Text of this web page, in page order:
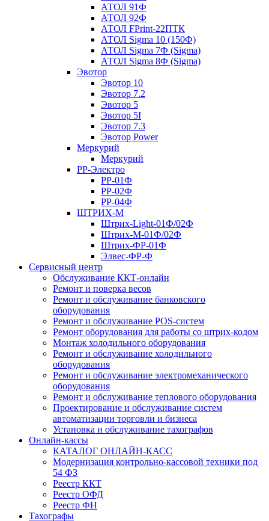
АТОЛ 91Ф
АТОЛ 92Ф
АТОЛ FPrint-22ПТК
АТОЛ Sigma 10 (150Ф)
АТОЛ Sigma 7Ф (Sigma)
АТОЛ Sigma 8Ф (Sigma)
Эвотор
Эвотор 10
Эвотор 7.2
Эвотор 5
Эвотор 5I
Эвотор 7.3
Эвотор Power
Меркурий
Меркурий
РР-Электро
РР-01Ф
РР-02Ф
РР-04Ф
ШТРИХ-М
Штрих-Light-01Ф/02Ф
Штрих-М-01Ф/02Ф
Штрих-ФР-01Ф
Элвес-ФР-Ф
Сервисный центр
Обслуживание ККТ-онлайн
Ремонт и поверка весов
Ремонт и обслуживание банковского
оборудования
Ремонт и обслуживание POS-систем
Ремонт оборудования для работы со штрих-кодом
Монтаж холодильного оборудования
Ремонт и обслуживание холодильного
оборудования
Ремонт и обслуживание электромеханического
оборудования
Ремонт и обслуживание теплового оборудования
Проектирование и обслуживание систем
автоматизации торговли и бизнеса
Установка и обслуживание тахографов
Онлайн-кассы
КАТАЛОГ ОНЛАЙН-КАСС
Модернизация контрольно-кассовой техники под
54 ФЗ
Реестр ККТ
Реестр ОФД
Реестр ФН
Тахографы